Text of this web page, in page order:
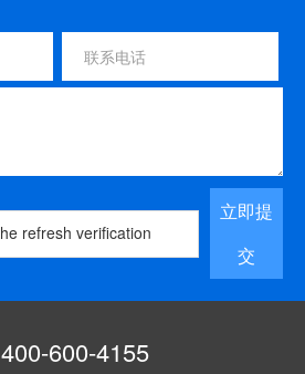
立即提
交
400-600-4155